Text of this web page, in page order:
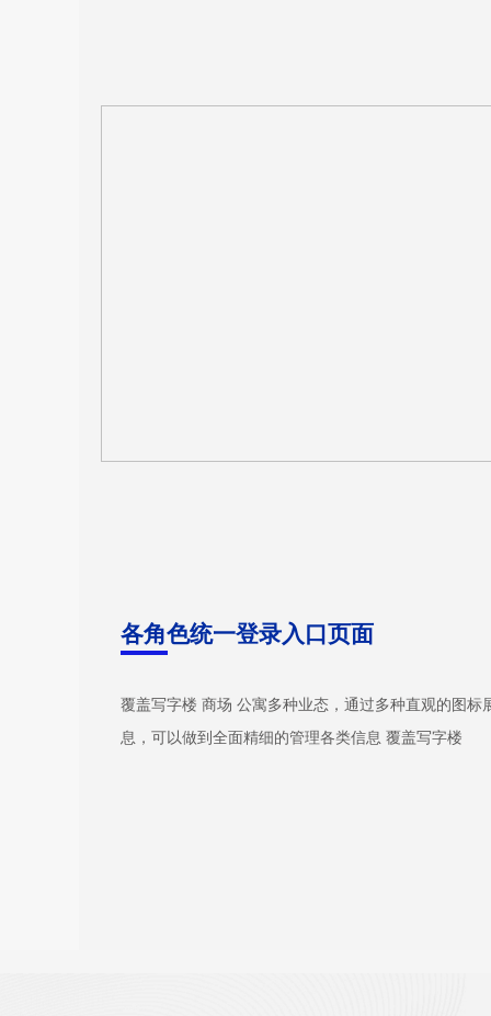
各角色统一登录入口页面
覆盖写字楼 商场 公寓多种业态，通过多种直观的图标
息，可以做到全面精细的管理各类信息 覆盖写字楼